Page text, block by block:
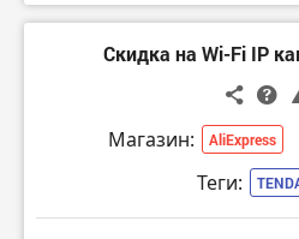
Скидка на Wi-Fi IP
Магазин: AliExpress
Теги: